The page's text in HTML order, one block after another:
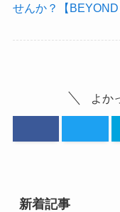
せんか？【BEYOND
よか
新着記事